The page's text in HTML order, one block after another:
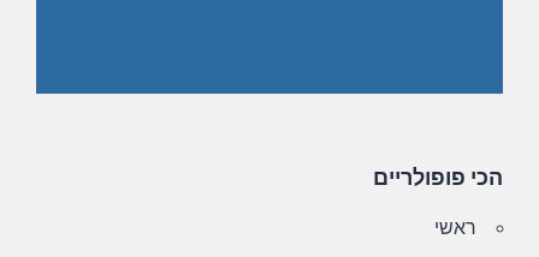
הכי פופולריים
ראשי